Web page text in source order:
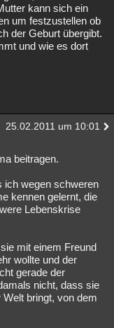
kann sich ein
um festzustellen ob
der Geburt übergibt.
und wie es dort
25.02.2011 um 10:01
beitragen.
ich wegen schweren
kennen gelernt, die
Lebenskrise
mit einem Freund
wollte und der
gerade der
nicht, dass sie
bringt, von dem